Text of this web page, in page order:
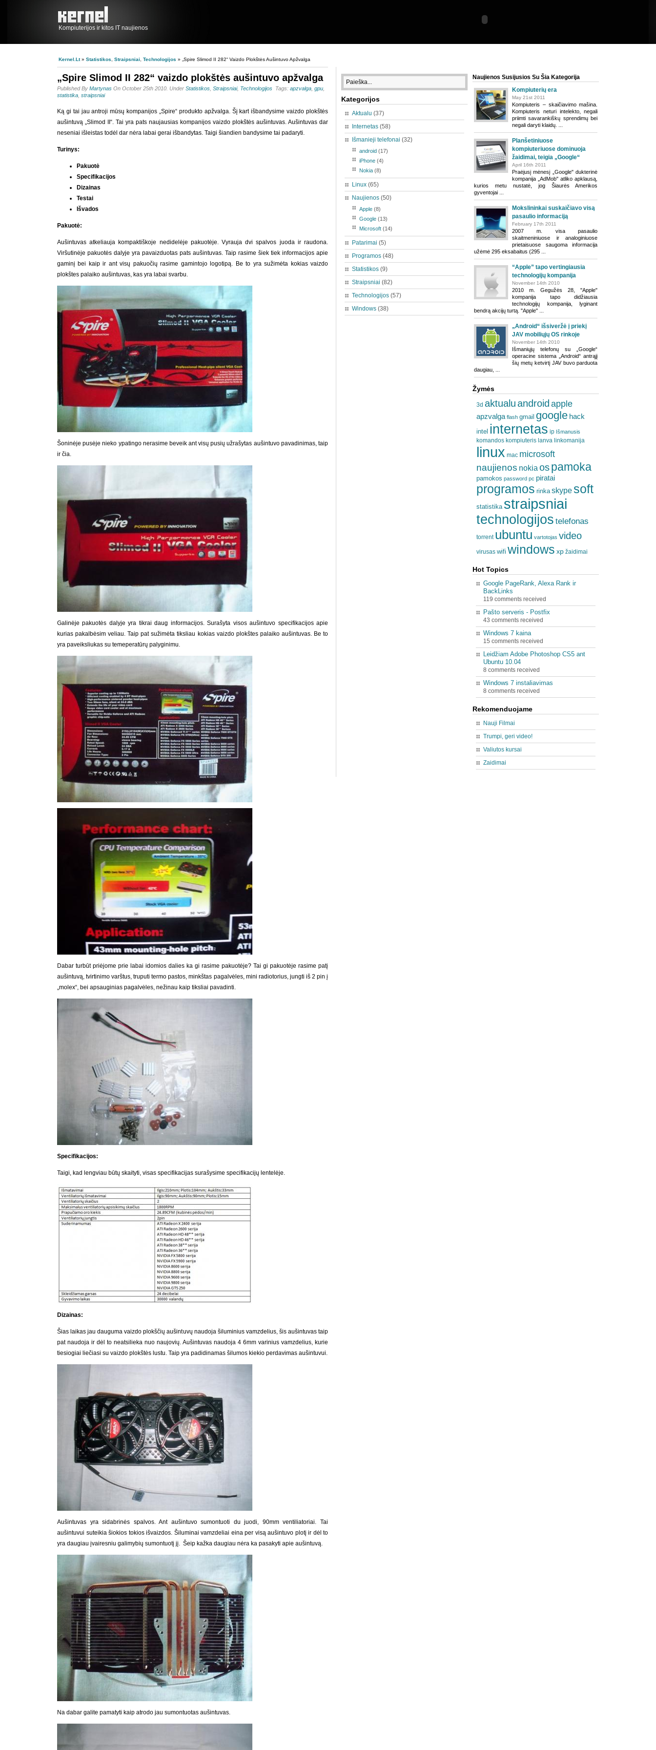
Kompiuterijos ir kitos IT naujienos
Kernel.lt» Statistikos Straipsniai Technologijos » „Spire Slimod II 282“ Vaizdo Plokštės Aušintuvo Apžvalga
„Spire Slimod II 282“ vaizdo plokštės aušintuvo apžvalga
Published By Martynas On October 25th 2010. Under Statistikos Straipsniai, Technologijos Tags: apzvalga gpu
statistika straipsniai
Ką gi tai jau antroji mūsų kompanijos „Spire“ produkto apžvalga. Šį kart išbandysime vaizdo plokštės
aušintuvą „Slimod II“. Tai yra pats naujausias kompanijos vaizdo plokštės aušintuvas. Aušintuvas dar
neseniai išleistas todėl dar nėra labai gerai išbandytas. Taigi šiandien bandysime tai padaryti.
Turinys:
Pakuotė
Specifikacijos
Dizainas
Testai
Išvados
Pakuotė:
Aušintuvas atkeliauja kompaktiškoje nedidelėje pakuotėje. Vyrauja dvi spalvos juoda ir raudona.
Viršutinėje pakuotės dalyje yra pavaizduotas pats aušintuvas. Taip rasime šiek tiek informacijos apie
gaminį bei kaip ir ant visų pakuočių rasime gamintojo logotipą. Be to yra sužimėta kokias vaizdo
plokštes palaiko aušintuvas, kas yra labai svarbu.
Šoninėje pusėje nieko ypatingo nerasime beveik ant visų pusių užrašytas aušintuvo pavadinimas, taip
ir čia.
Galinėje pakuotės dalyje yra tikrai daug informacijos. Surašyta visos aušintuvo specifikacijos apie
kurias pakalbėsim veliau. Taip pat sužimėta tiksliau kokias vaizdo plokštes palaiko aušintuvas. Be to
yra paveiksliukas su temeperatūrų palyginimu.
Dabar turbūt priėjome prie labai idomios dalies ka gi rasime pakuotėje? Tai gi pakuotėje rasime patį
aušintuvą, tvirtinimo varštus, truputi termo pastos, minkštas pagalvėles, mini radiotorius, jungti iš 2 pin į
„molex“, bei apsauginias pagalvėles, nežinau kaip tiksliai pavadinti.
Specifikacijos:
Taigi, kad lengviau būtų skaityti, visas specifikacijas surašysime specifikacijų lentelėje.
Dizainas:
Šias laikas jau dauguma vaizdo plokščių aušintuvų naudoja šiluminius vamzdelius, šis aušintuvas taip
pat naudoja ir dėl to neatsilieka nuo naujovių. Aušintuvas naudoja 4 6mm varinius vamzdelius, kurie
tiesiogiai liečiasi su vaizdo plokštės lustu. Taip yra padidinamas šilumos kiekio perdavimas aušintuvui.
Aušintuvas yra sidabrinės spalvos. Ant aušintuvo sumontuoti du juodi, 90mm ventiliatoriai. Tai
aušintuvui suteikia šiokios tokios išvaizdos. Šiluminai vamzdeliai eina per visą aušintuvo plotį ir dėl to
yra daugiau įvairesniu galimybių sumontuotį jį. Šeip kažka daugiau nėra ka pasakyti apie aušintuvą.
Na dabar galite pamatyti kaip atrodo jau sumontuotas aušintuvas.
Kategorijos
Aktualu (37)
Internetas (58)
Išmanieji telefonai (32)
android (17)
iPhone (4)
Nokia (8)
Linux (65)
Naujienos (50)
Apple (8)
Google (13)
Microsoft (14)
Patarimai (5)
Programos (48)
Statistikos (9)
Straipsniai (82)
Technologijos (57)
Windows (38)
Naujienos Susijusios Su Šia Kategorija
Kompiuterių era
May 21st 2011
Kompiuteris – skaičiavimo mašina.
Kompiuteris neturi intelekto, negali
priimti savarankiškų sprendimų bei
negali daryti klaidų. ...
Planšetiniuose
kompiuteriuose dominuoja
žaidimai, teigia „Google“
April 16th 2011
Praėjusį mėnesį „Google" dukterinė
kompanija „AdMob" atliko apklausą,
kurios metu nustatė, jog Šiaurės Amerikos
gyventojai ...
Mokslininkai suskaičiavo visą
pasaulio informaciją
February 17th 2011
2007 m. visa pasaulio
skaitmeniniuose ir analoginiuose
prietaisuose saugoma informacija
užėmė 295 eksabaitus (295 ...
“Apple” tapo vertingiausia
technologijų kompanija
November 14th 2010
2010 m. Gegužės 28, "Apple"
kompanija tapo didžiausia
technologijų kompanija, lyginant
bendrą akcijų turtą. "Apple" ...
„Android“ išsiveržė į priekį
JAV mobiliųjų OS rinkoje
November 14th 2010
Išmaniųjų telefonų su „Google“
operacine sistema „Android“ antrąjį
šių metų ketvirtį JAV buvo parduota
daugiau, ...
Žymės
3d aktualuandroid apple
apzvalga flash gmail google hack
intel internetas ip Išmanusis
komandos kompiuteris lanva linkomanija
linux mac microsoft
naujienos nokia ospamoka
pamokos password pc piratai
programos rinka skype soft
statistika straipsniai
technologijos telefonas
torrent ubuntu vartotojas video
virusas wifi windows xp žaidimai
Hot Topics
Google PageRank, Alexa Rank ir
BackLinks
119 comments received
Pašto serveris - Postfix
43 comments received
Windows 7 kaina
15 comments received
Leidžiam Adobe Photoshop CS5 ant
Ubuntu 10.04
8 comments received
Windows 7 instaliavimas
8 comments received
Rekomenduojame
Nauji Filmai
Trumpi, geri video!
Valiutos kursai
Zaidimai